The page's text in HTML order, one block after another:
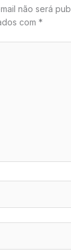
não será
com *